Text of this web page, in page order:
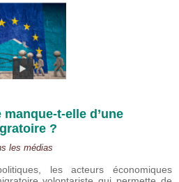
t-elle d’une
?
les médias
les acteurs économiques